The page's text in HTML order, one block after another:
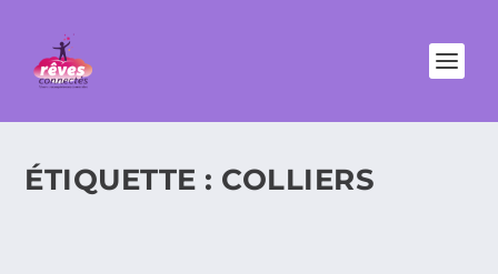
ÉTIQUETTE : COLLIERS